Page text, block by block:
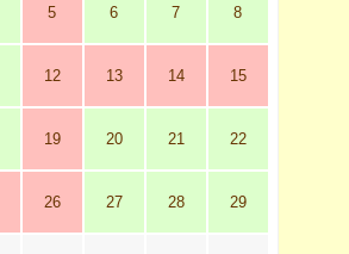
5 6 7 8
12 13 14 15
19 20 21 22
26 27 28 29